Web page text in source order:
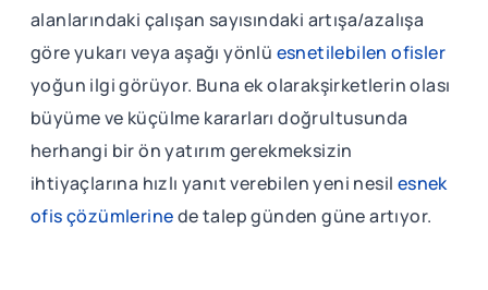
alanlarındaki çalışan sayısındaki artışa/azalışa
göre yukarı veya aşağı yönlü esnetilebilen ofisler
yoğun ilgi görüyor. Buna ek olarakşirketlerin olası
büyüme ve küçülme kararları doğrultusunda
herhangi bir ön yatırım gerekmeksizin
ihtiyaçlarına hızlı yanıt verebilen yeni nesil esnek
ofis çözümlerinede talep günden güne artıyor.